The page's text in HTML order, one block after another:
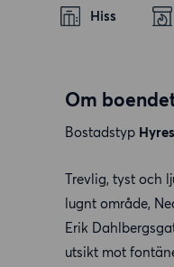
Hiss
Om
Bostadstyp
Trevlig, tyst och
lugnt område,
Erik
utsikt mot